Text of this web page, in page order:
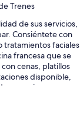
Trenes
de sus servicios,
Consiéntete con
tratamientos faciales
francesa que se
cenas, platillos
disponible,
negocios.